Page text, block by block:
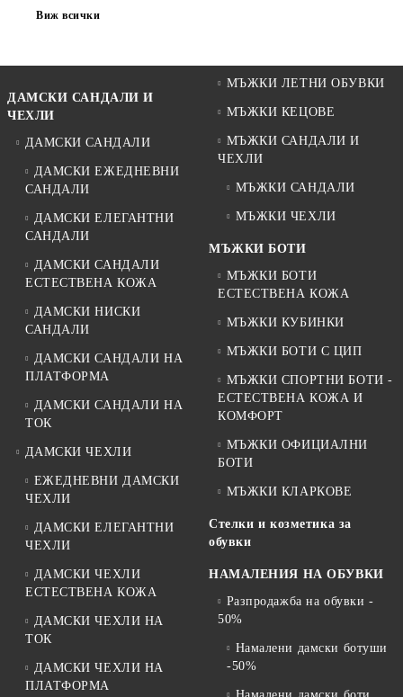
Сред актуалните тенденции са:
• бели и светли спортни обувки;
• черни urban модели;
Това са модели, които могат да бъдат носени както с дънки и
тениски, така и с ризи и modern casual визии.
Комфортът вече е водещ фактор при
избора
Все повече мъже избират обувките си според реалния комфорт, а
не само според визията.
Затова модерните спортни обувки се изработват с:
✔️ олекотени подметки;
✔️ меки стелки;
✔️ дишащи материи;
✔️ стабилно ходило;
✔️ по-добра амортизация.
Това ги прави подходящи за хора, които прекарват дълго време
на крак или се движат активно през деня.
Как да изберете подходящите спортни
обувки
1. Изберете обувки според начина си на
движение
За ежедневно ходене и активно движение са подходящи моделите
2. Проверете стабилността на ходилото
По-дебелите подметки често осигуряват по-добра стабилност и
комфорт при продължително носене.
3. Изберете универсален модел
Виж всички
ДАМСКИ САНДАЛИ И
ЧЕХЛИ
ДАМСКИ САНДАЛИ
ДАМСКИ ЕЖЕДНЕВНИ
САНДАЛИ
ДАМСКИ ЕЛЕГАНТНИ
САНДАЛИ
ДАМСКИ САНДАЛИ
ЕСТЕСТВЕНА КОЖА
ДАМСКИ НИСКИ
САНДАЛИ
ДАМСКИ САНДАЛИ НА
ПЛАТФОРМА
ДАМСКИ САНДАЛИ НА
ТОК
ДАМСКИ ЧЕХЛИ
ЕЖЕДНЕВНИ ДАМСКИ
ЧЕХЛИ
ДАМСКИ ЕЛЕГАНТНИ
ЧЕХЛИ
ДАМСКИ ЧЕХЛИ
ЕСТЕСТВЕНА КОЖА
ДАМСКИ ЧЕХЛИ НА
ТОК
ДАМСКИ ЧЕХЛИ НА
ПЛАТФОРМА
МЪЖКИ ЛЕТНИ ОБУВКИ
МЪЖКИ КЕЦОВЕ
МЪЖКИ САНДАЛИ И
ЧЕХЛИ
МЪЖКИ САНДАЛИ
МЪЖКИ ЧЕХЛИ
МЪЖКИ БОТИ
МЪЖКИ БОТИ
ЕСТЕСТВЕНА КОЖА
МЪЖКИ КУБИНКИ
МЪЖКИ БОТИ С ЦИП
МЪЖКИ СПОРТНИ БОТИ -
ЕСТЕСТВЕНА КОЖА И
КОМФОРТ
МЪЖКИ ОФИЦИАЛНИ
БОТИ
МЪЖКИ КЛАРКОВЕ
Стелки и козметика за
обувки
НАМАЛЕНИЯ НА ОБУВКИ
Разпродажба на обувки -
50%
Намалени дамски ботуши
-50%